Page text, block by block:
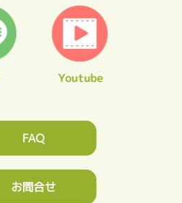
FAQ
お問合せ